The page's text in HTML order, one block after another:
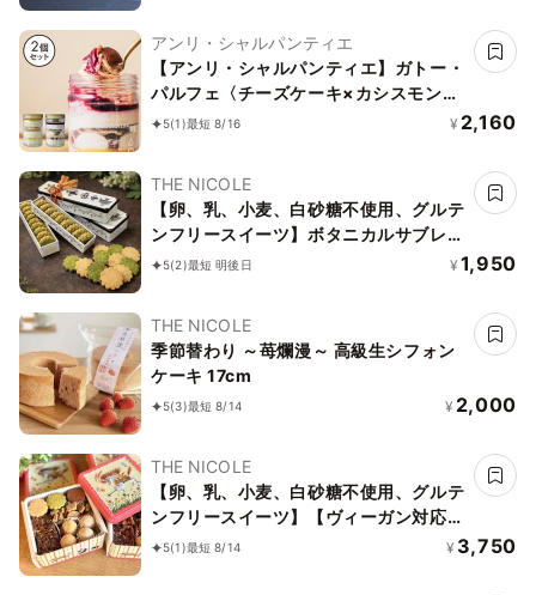
アンリ・シャルパンティエ
【アンリ・シャルパンティエ】ガトー・
パルフェ〈チーズケーキ×カシスモンブ
ラン〉
5(1)最短 8/16 ¥ 2,160
THE NICOLE
【卵、乳、小麦、白砂糖不使用、グルテ
ンフリースイーツ】ボタニカルサブレ
京抹茶、黒糖バニラサブレ缶 2種アソー
5(2)最短 明後日 ¥ 1,950
THE NICOLE
季節替わり ～苺爛漫～ 高級生シフォン
ケーキ 17cm
5(3)最短 8/14 ¥ 2,000
THE NICOLE
【卵、乳、小麦、白砂糖不使用、グルテ
ンフリースイーツ】【ヴィーガン対応】
白馬にのって駆け巡ろう ボタニカルサ
5(1)最短 8/14 ¥ 3,750